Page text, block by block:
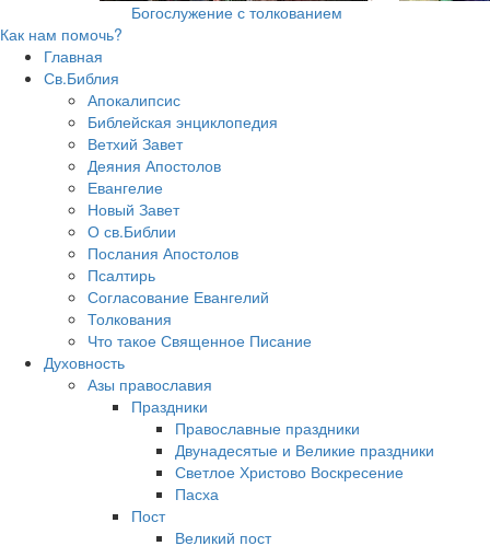
Богослужение с толкованием
Как нам помочь?
Главная
Св.Библия
Апокалипсис
Библейская энциклопедия
Ветхий Завет
Деяния Апостолов
Евангелие
Новый Завет
О св.Библии
Послания Апостолов
Псалтирь
Согласование Евангелий
Толкования
Что такое Священное Писание
Духовность
Азы православия
Праздники
Православные праздники
Двунадесятые и Великие праздники
Светлое Христово Воскресение
Пасха
Пост
Великий пост